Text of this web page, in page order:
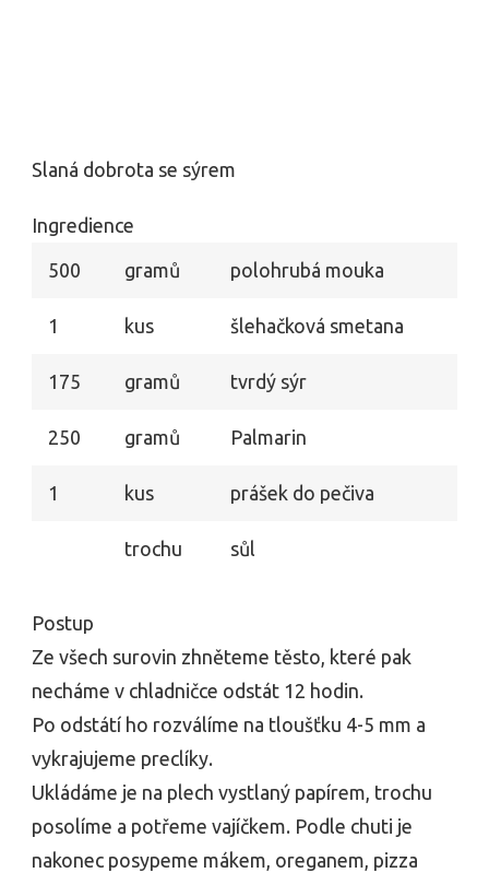
Slaná dobrota se sýrem
Ingredience
500 gramů polohrubá mouka
1 kus šlehačková smetana
175 gramů tvrdý sýr
250 gramů Palmarin
1 kus prášek do pečiva
trochu sůl
Postup
Ze všech surovin zhněteme těsto, které pak
necháme v chladničce odstát 12 hodin.
Po odstátí ho rozválíme na tloušťku 4-5 mm a
vykrajujeme preclíky.
Ukládáme je na plech vystlaný papírem, trochu
posolíme a potřeme vajíčkem. Podle chuti je
nakonec posypeme mákem, oreganem, pizza